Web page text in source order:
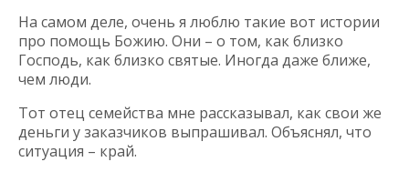
На самом деле, очень я люблю такие вот истории
про помощь Божию. Они – о том, как близко
Господь, как близко святые. Иногда даже ближе,
чем люди.
Тот отец семейства мне рассказывал, как свои же
деньги у заказчиков выпрашивал. Объяснял, что
ситуация – край.